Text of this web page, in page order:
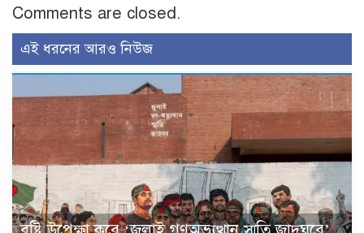
Comments are closed.
এই ধরনের আরও নিউজ